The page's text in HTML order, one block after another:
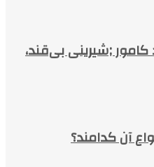
;شیرینی بی‌قند،
آن کدامند؟